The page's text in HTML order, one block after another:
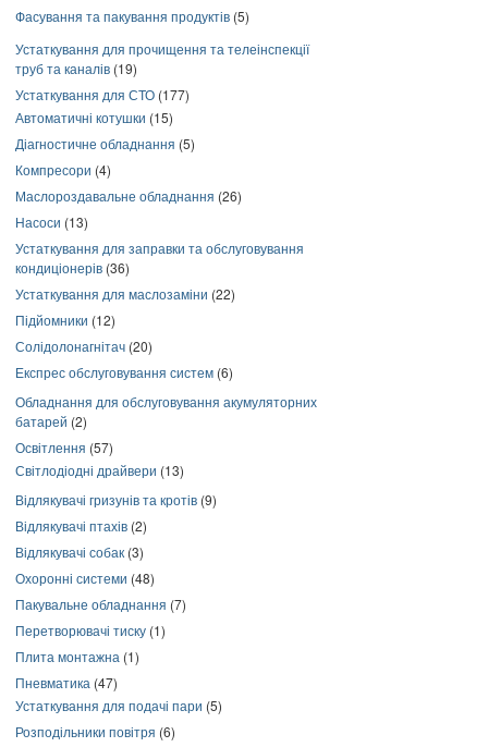
Фасування та пакування продуктів (5)
Устаткування для прочищення та телеінспекції
труб та каналів (19)
Устаткування для СТО (177)
Автоматичні котушки (15)
Діагностичне обладнання (5)
Компресори (4)
Маслороздавальне обладнання (26)
Насоси (13)
Устаткування для заправки та обслуговування
кондиціонерів (36)
Устаткування для маслозаміни (22)
Підйомники (12)
Солідолонагнітач (20)
Експрес обслуговування систем (6)
Обладнання для обслуговування акумуляторних
батарей (2)
Освітлення (57)
Світлодіодні драйвери (13)
Відлякувачі гризунів та кротів (9)
Відлякувачі птахів (2)
Відлякувачі собак (3)
Охоронні системи (48)
Пакувальне обладнання (7)
Перетворювачі тиску (1)
Плита монтажна (1)
Пневматика (47)
Устаткування для подачі пари (5)
Розподільники повітря (6)